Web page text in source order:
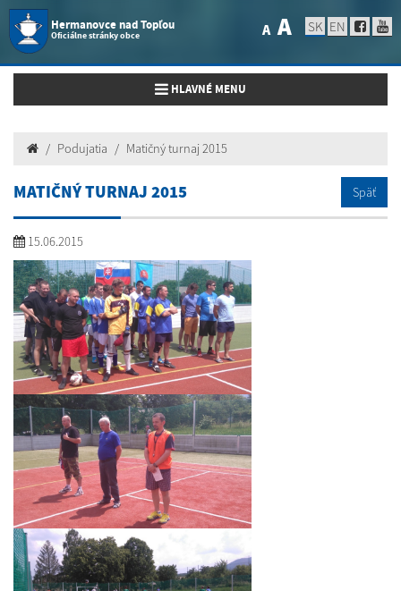
Hermanovce nad Topľou
Oficiálne stránky obce A A SK EN
Toggle navigation
HLAVNÉ MENU
Podujatia Matičný turnaj 2015
MATIČNÝ TURNAJ 2015 Späť
15.06.2015